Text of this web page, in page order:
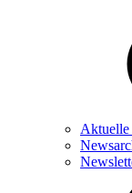
Aktuelle